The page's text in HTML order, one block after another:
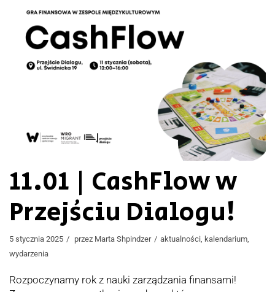
11.01 | CashFlow w
Przejściu Dialogu!
5 stycznia 2025 przez Marta Shpindzer aktualności, kalendarium,
wydarzenia
Rozpoczynamy rok z nauki zarządzania finansami!